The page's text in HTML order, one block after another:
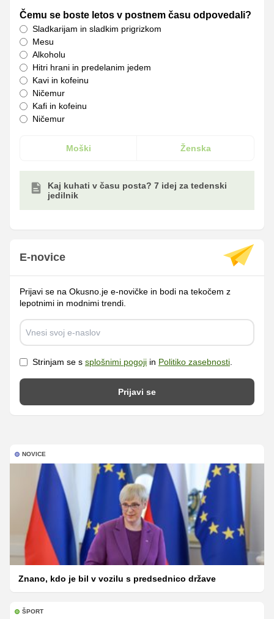
Čemu se boste letos v postnem času odpovedali?
Sladkarijam in sladkim prigrizkom
Mesu
Alkoholu
Hitri hrani in predelanim jedem
Kavi in kofeinu
Ničemur
Kafi in kofeinu
Ničemur
Moški Ženska
Kaj kuhati v času posta? 7 idej za tedenski
jedilnik
E-novice
Prijavi se na Okusno.je e-novičke in bodi na tekočem z
lepotnimi in modnimi trendi.
Strinjam se s splošnimi pogoji in Politiko zasebnosti
Prijavi se
NOVICE
Znano, kdo je bil v vozilu s predsednico države
ŠPORT